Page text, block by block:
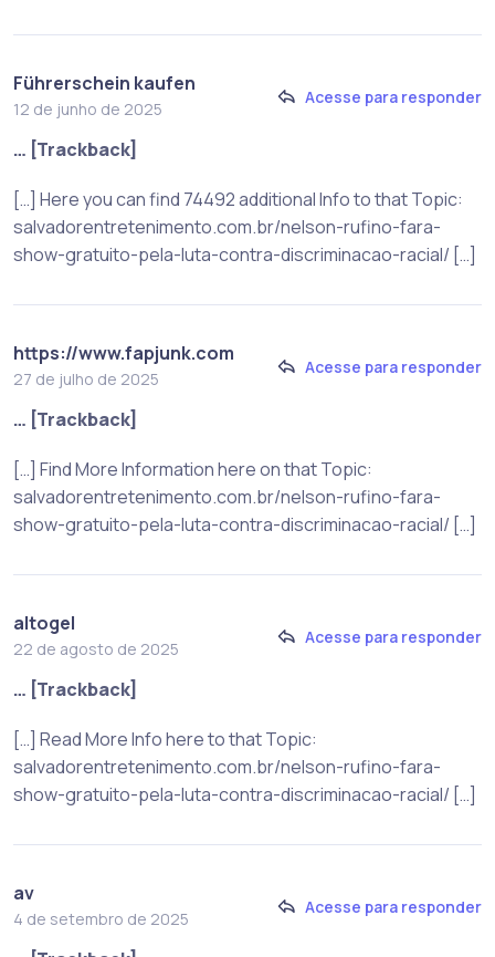
Führerschein kaufen
12 de junho de 2025
Acesse para responder
… [Trackback]
[…] Here you can find 74492 additional Info to that Topic:
salvadorentretenimento.com.br/nelson-rufino-fara-
show-gratuito-pela-luta-contra-discriminacao-racial/ […]
https://www.fapjunk.com
27 de julho de 2025
Acesse para responder
… [Trackback]
[…] Find More Information here on that Topic:
salvadorentretenimento.com.br/nelson-rufino-fara-
show-gratuito-pela-luta-contra-discriminacao-racial/ […]
altogel
22 de agosto de 2025
Acesse para responder
… [Trackback]
[…] Read More Info here to that Topic:
salvadorentretenimento.com.br/nelson-rufino-fara-
show-gratuito-pela-luta-contra-discriminacao-racial/ […]
av
4 de setembro de 2025
Acesse para responder